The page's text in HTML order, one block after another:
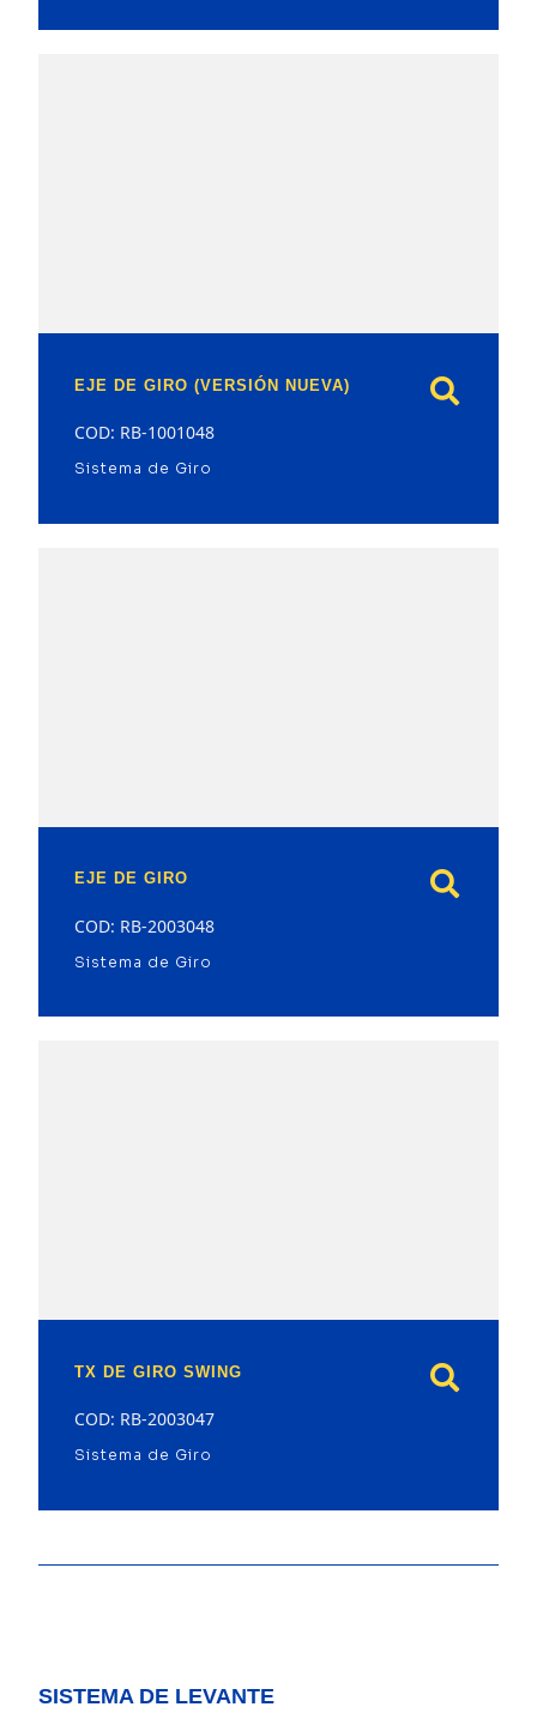
EJE DE GIRO (VERSIÓN NUEVA)
COD: RB-1001048
Sistema de Giro
EJE DE GIRO
COD: RB-2003048
Sistema de Giro
TX DE GIRO SWING
COD: RB-2003047
Sistema de Giro
SISTEMA DE LEVANTE